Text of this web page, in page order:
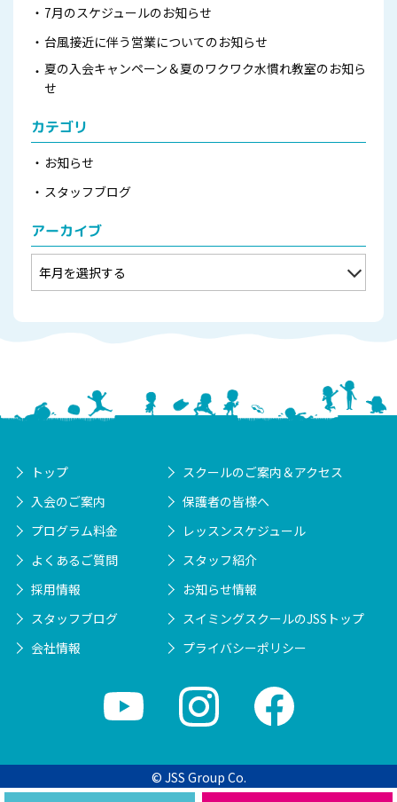
7月のスケジュールのお知らせ
台風接近に伴う営業についてのお知らせ
夏の入会キャンペーン＆夏のワクワク水慣れ教室のお知ら
せ
カテゴリ
お知らせ
スタッフブログ
アーカイブ
トップ
スクールのご案内＆アクセス
入会のご案内
保護者の皆様へ
プログラム料金
レッスンスケジュール
よくあるご質問
スタッフ紹介
採用情報
お知らせ情報
スタッフブログ
スイミングスクールのJSSトップ
会社情報
プライバシーポリシー
© JSS Group Co.